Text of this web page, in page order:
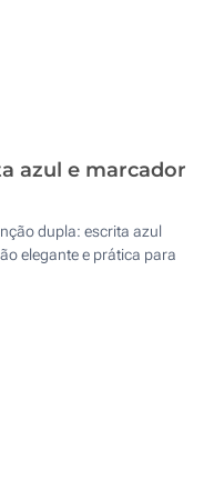
azul e marcador
dupla: escrita azul
elegante e prática para